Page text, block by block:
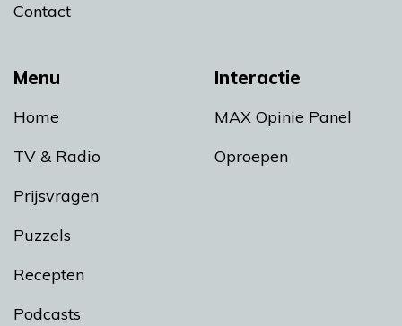
Menu
Home
TV & Radio
Prijsvragen
Puzzels
Recepten
Podcasts
Interactie
MAX Opinie Panel
Oproepen
Contact